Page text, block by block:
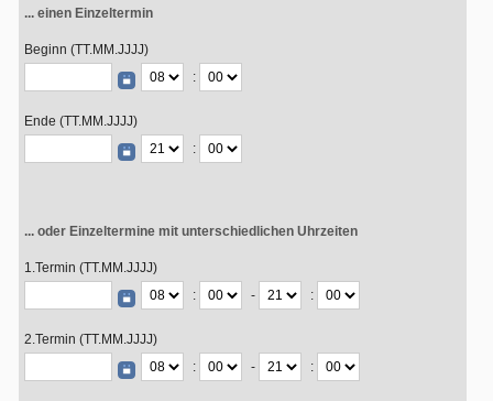
... einen Einzeltermin
Beginn (TT.MM.JJJJ)
:
Ende (TT.MM.JJJJ)
:
... oder Einzeltermine mit unterschiedlichen Uhrzeiten
1.Termin (TT.MM.JJJJ)
:
- :
2.Termin (TT.MM.JJJJ)
:
- :